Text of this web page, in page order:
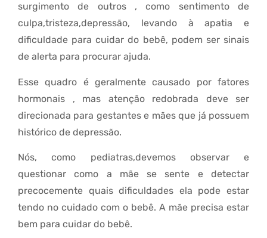
surgimento de outros , como sentimento de
culpa,tristeza,depressão, levando à apatia e
dificuldade para cuidar do bebê, podem ser sinais
de alerta para procurar ajuda.
Esse quadro é geralmente causado por fatores
hormonais , mas atenção redobrada deve ser
direcionada para gestantes e mães que já possuem
histórico de depressão.
Nós, como pediatras,devemos observar e
questionar como a mãe se sente e detectar
precocemente quais dificuldades ela pode estar
tendo no cuidado com o bebê. A mãe precisa estar
bem para cuidar do bebê.